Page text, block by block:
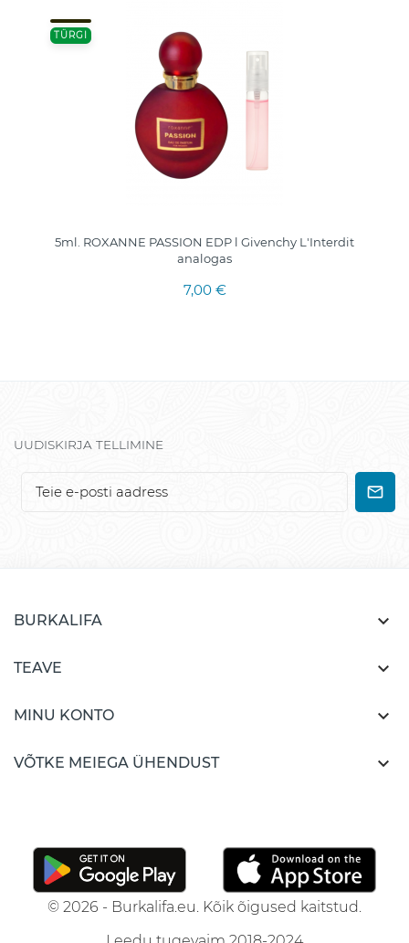
TÜRGI
5ml. ROXANNE PASSION EDP l Givenchy L'Interdit
analogas
7,00 €
UUDISKIRJA TELLIMINE
BURKALIFA 
TEAVE 
MINU KONTO 
VÕTKE MEIEGA ÜHENDUST 
© 2026 - Burkalifa.eu. Kõik õigused kaitstud.